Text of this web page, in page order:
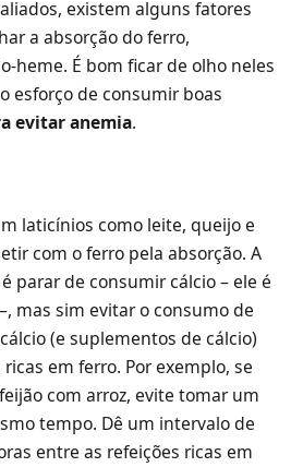
existem alguns fatores
a absorção do ferro,
heme. É bom ficar de olho neles
esforço de consumir boas
evitar anemia.
laticínios como leite, queijo e
com o ferro pela absorção. A
parar de consumir cálcio – ele é
mas sim evitar o consumo de
(e suplementos de cálcio)
em ferro. Por exemplo, se
com arroz, evite tomar um
tempo. Dê um intervalo de
entre as refeições ricas em